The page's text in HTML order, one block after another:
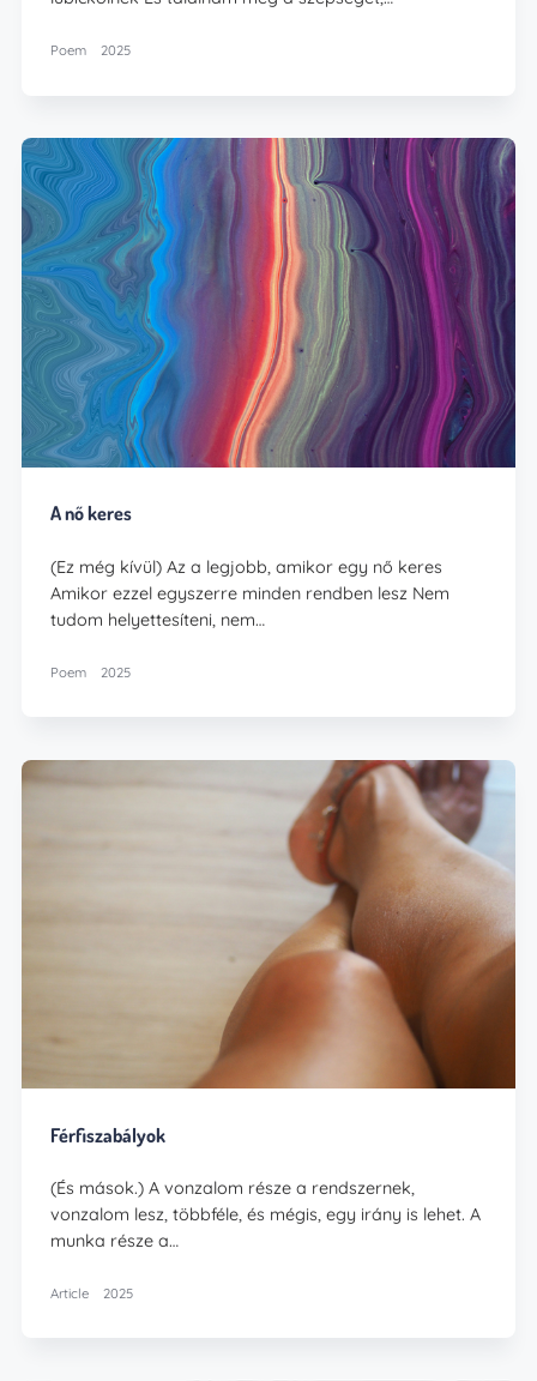
Poem 2025
A nő keres
(Ez még kívül) Az a legjobb, amikor egy nő keres
Amikor ezzel egyszerre minden rendben lesz Nem
tudom helyettesíteni, nem…
Poem 2025
Férfiszabályok
(És mások.) A vonzalom része a rendszernek,
vonzalom lesz, többféle, és mégis, egy irány is lehet. A
munka része a…
Article 2025